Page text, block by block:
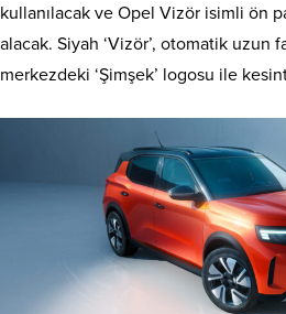
kullanılacak ve Opel Vizör isimli ön
alacak. Siyah ‘Vizör’, otomatik uzun
merkezdeki ‘Şimşek’ logosu ile